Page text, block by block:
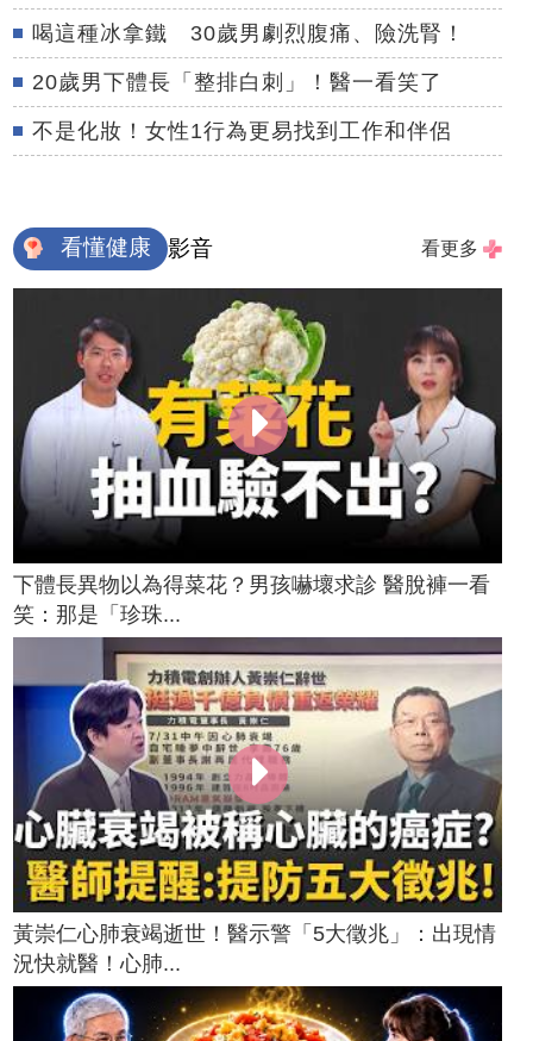
喝這種冰拿鐵 30歲男劇烈腹痛、險洗腎！
20歲男下體長「整排白刺」！醫一看笑了
不是化妝！女性1行為更易找到工作和伴侶
看懂健康 影音 看更多
下體長異物以為得菜花？男孩嚇壞求診 醫脫褲一看
笑：那是「珍珠...
黃崇仁心肺衰竭逝世！醫示警「5大徵兆」：出現情
況快就醫！心肺...